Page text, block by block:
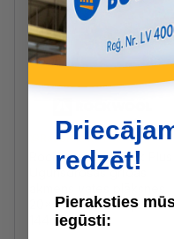
Ražotāja noliktavā
Rockwool Steprock Plus
Ugunsdrošas grīdas
20x600x1000mm,
144m2
redzēt!
Pieraksties
iegūsti: